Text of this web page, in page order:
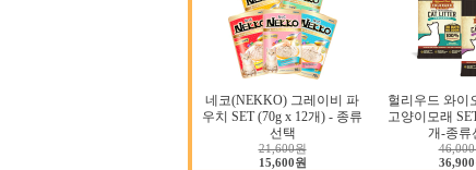
네코(NEKKO) 그레이비 파
우치 SET (70g x 12개) - 종류
선택
21,600원
15,600원
헐리우드 와이
고양이모래
개-종류